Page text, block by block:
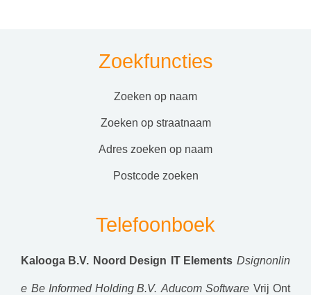
Zoekfuncties
zoeken op naam
zoeken op straatnaam
adres zoeken op naam
postcode zoeken
Telefoonboek
Kalooga B.V. Noord Design IT Elements Dsignonlin
e Be Informed Holding B.V. Aducom Software Vrij Ont